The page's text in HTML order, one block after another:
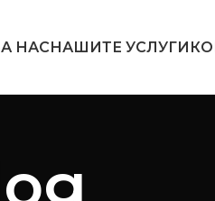
НАСНАШИТЕ УСЛУГИ